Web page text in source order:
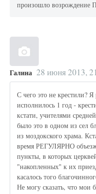
произошло возрождение
Галина 28 июня 2013,
С чего это не крестили? Я
исполнилось 1 год -
кстати, учителями
было это в одном из сел
из моздокского храма.
время РЕГУЛЯРНО
пункты, в которых
"накопленных" к их
касалось того
Не могу сказать, что мои